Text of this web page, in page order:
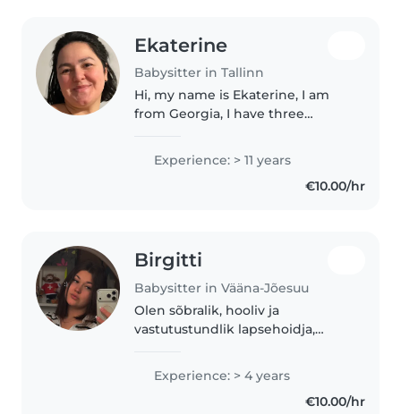
Ekaterine
Babysitter in Tallinn
Hi, my name is Ekaterine, I am
from Georgia, I have three
only from 10:00 to 16:00 in the
hours, I am not a smoker, I never
drink, being with children..
Experience: > 11 years
€10.00/hr
Birgitti
Babysitter in Vääna-Jõesuu
Olen sõbralik, hooliv ja
vastutustundlik lapsehoidja,
Töötan igapäevaselt lastega,
mistõttu on mul kogemus eri
vanuses lastega suhtlemisel ja
Experience: > 4 years
€10.00/hr